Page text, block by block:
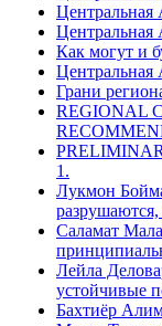
Центральная
Центральная
Как могут и
Центральная
Грани
REGIONAL
1.
Лукмон
Саламат
Лейла
устойчивые
Бахтиёр